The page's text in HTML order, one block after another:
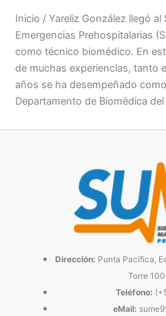
Inicio / Yareliz González llegó
Emergencias Prehospitalarias
como técnico biomédico. En
de muchas experiencias, tanto
años se ha desempeñado
Departamento de Biomédica
Dirección: Punta Pacífica,
Torre
Teléfono:
eMail: